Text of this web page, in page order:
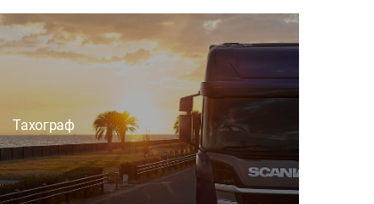
Тахограф